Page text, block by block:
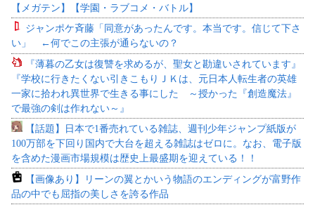
【メガテン】【学園・ラブコメ・バトル】
ジャンポケ斉藤「同意があったんです。本当です。信じて下さ
い」 ←何でこの主張が通らないの？
『薄暮の乙女は復讐を求めるが、聖女と勘違いされています』
『学校に行きたくない引きこもりＪＫは、元日本人転生者の英雄
一家に拾われ異世界で生きる事にした ～授かった『創造魔法』
で最強の剣は作れない～』
【話題】日本で1番売れている雑誌、週刊少年ジャンプ紙版が
100万部を下回り国内で大台を超える雑誌はゼロに。なお、電子版
を含めた漫画市場規模は歴史上最盛期を迎えている！！
【画像あり】リーンの翼とかいう物語のエンディングが富野作
品の中でも屈指の美しさを誇る作品